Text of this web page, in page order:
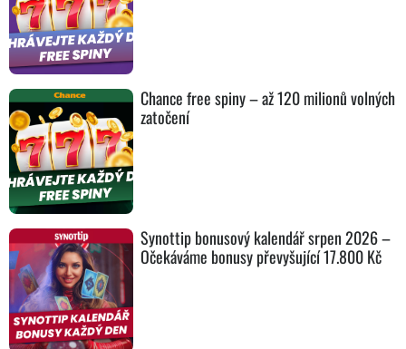
Chance free spiny – až 120 milionů volných
zatočení
Synottip bonusový kalendář srpen 2026 –
Očekáváme bonusy převyšující 17.800 Kč